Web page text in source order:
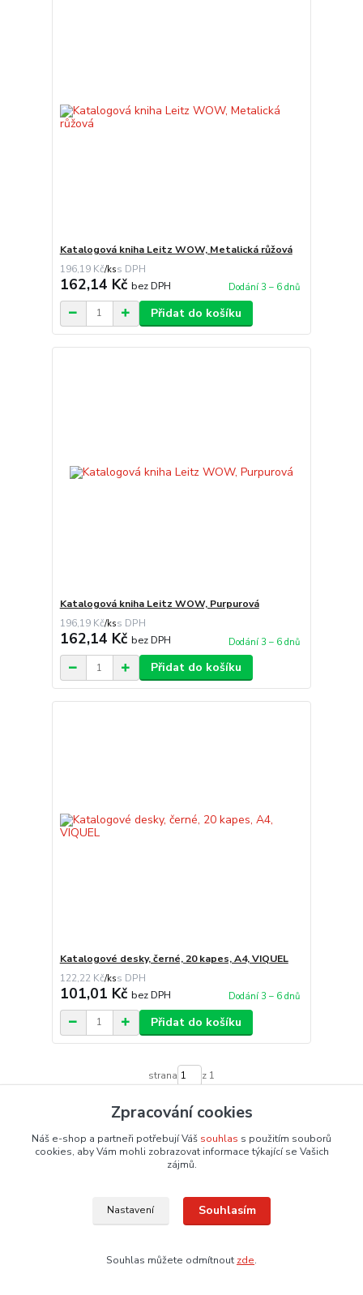
Katalogová kniha Leitz WOW, Metalická růžová
196,19 Kč/ks
162,14 Kč bez DPH Dodání 3 – 6 dnů
Přidat do košíku
Katalogová kniha Leitz WOW, Purpurová
196,19 Kč/ks
162,14 Kč bez DPH Dodání 3 – 6 dnů
Přidat do košíku
Katalogové desky, černé, 20 kapes, A4, VIQUEL
122,22 Kč/ks
101,01 Kč bez DPH Dodání 3 – 6 dnů
Přidat do košíku
strana z 1
Zboží vám
objednávky
Navštivte
naši
prodejnu
Zpracování cookies
Náš e-shop a partneři potřebují Váš souhlas s použitím souborů
cookies, aby Vám mohli zobrazovat informace týkající se Vašich
zájmů.
Nastavení Souhlasím
Souhlas můžete odmítnout zde.